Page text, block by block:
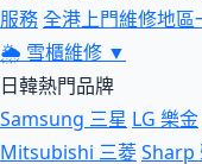
服務全港上門維修地區
🌦 雪櫃維修 ▼
日韓熱門品牌
Samsung 三星 LG 樂金
Mitsubishi 三菱Sharp